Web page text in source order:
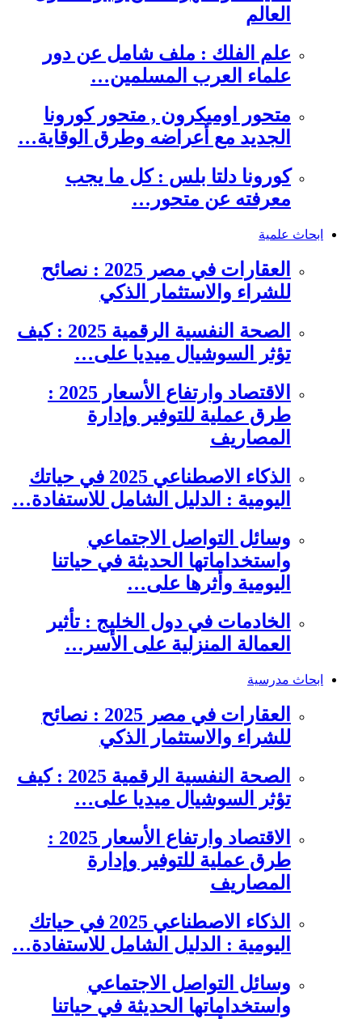
العالم
علم الفلك : ملف شامل عن دور
علماء العرب المسلمين…
متحور اوميكرون , متحور كورونا
الجديد مع أعراضه وطرق الوقاية…
كورونا دلتا بلس : كل ما يجب
معرفته عن متحور…
ابحاث علمية
العقارات في مصر 2025 : نصائح
للشراء والاستثمار الذكي
الصحة النفسية الرقمية 2025 : كيف
تؤثر السوشيال ميديا على…
الاقتصاد وارتفاع الأسعار 2025 :
طرق عملية للتوفير وإدارة
المصاريف
الذكاء الاصطناعي 2025 في حياتك
اليومية : الدليل الشامل للاستفادة…
وسائل التواصل الاجتماعي
واستخداماتها الحديثة في حياتنا
اليومية وأثرها على…
الخادمات في دول الخليج : تأثير
العمالة المنزلية على الأسر…
ابحاث مدرسية
العقارات في مصر 2025 : نصائح
للشراء والاستثمار الذكي
الصحة النفسية الرقمية 2025 : كيف
تؤثر السوشيال ميديا على…
الاقتصاد وارتفاع الأسعار 2025 :
طرق عملية للتوفير وإدارة
المصاريف
الذكاء الاصطناعي 2025 في حياتك
اليومية : الدليل الشامل للاستفادة…
وسائل التواصل الاجتماعي
واستخداماتها الحديثة في حياتنا